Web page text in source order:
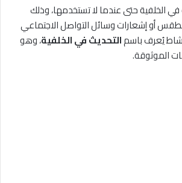
الخلفية حتى عندما لا تستخدمها، وذلك
الطقس أو إشعارات وسائل التواصل الاجتماعي
يُعرف باسمالتحديث في الخلفية، وهو
الموثوقة.